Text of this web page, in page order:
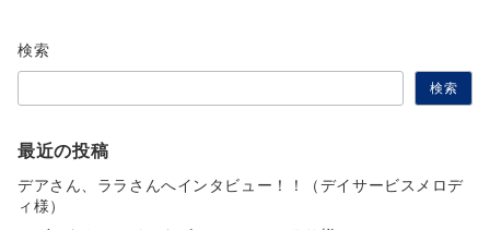
検索
検索
最近の投稿
デアさん、ララさんへインタビュー！！（デイサービスメロデ
ィ様）